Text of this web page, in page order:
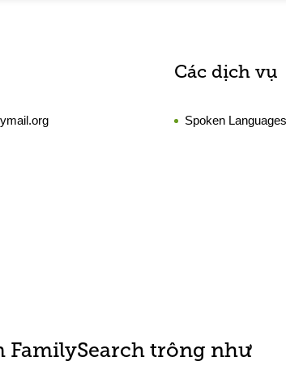
Các dịch vụ
Spoken
FamilySearch trông như